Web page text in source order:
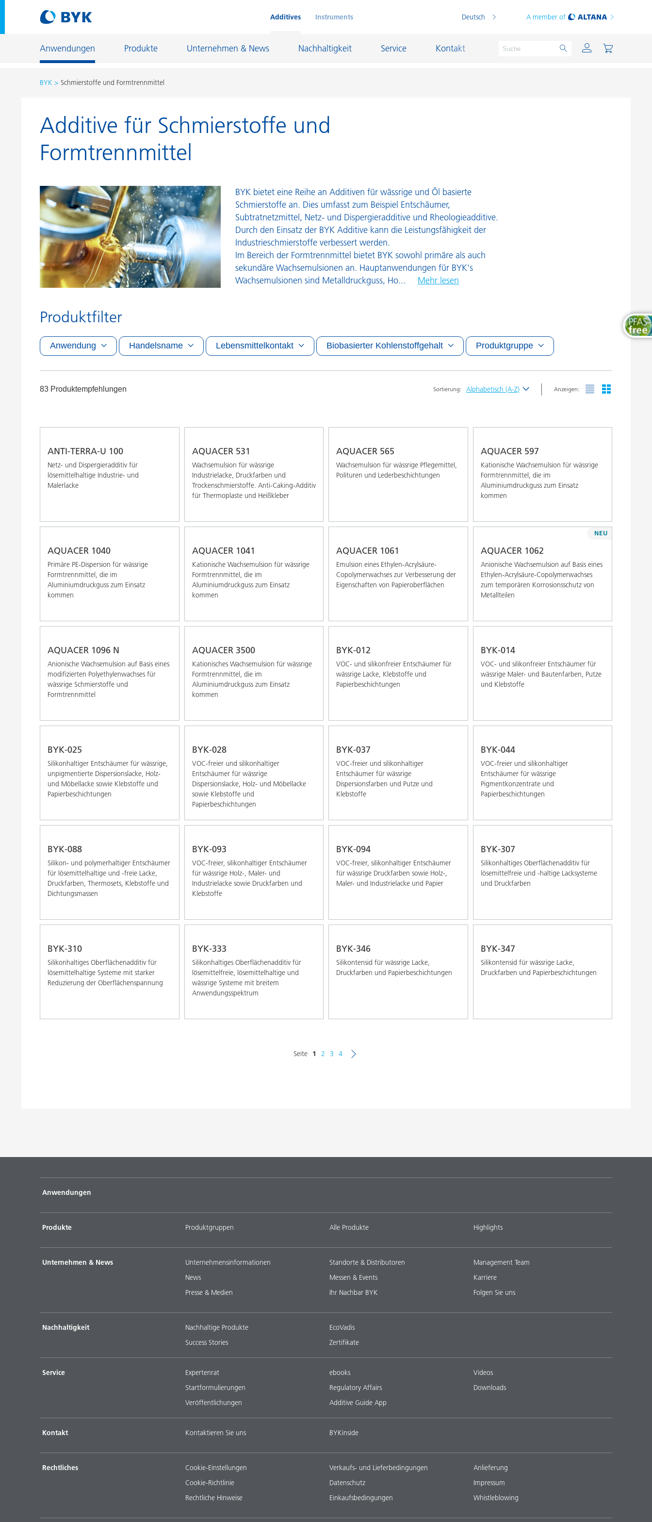
Additives Instruments Deutsch A member of
Anwendungen Produkte Unternehmen & News Nachhaltigkeit Service Kontakt
Produktempfehlungen nach Anwendungen
Produktempfehlungen nach Anwendungen
Autoserienlackierung
Can Coatings
Coil Coatings
Druckfarben
Energiespeicherung
Fiber Sizing
Gießerei- und Feuerfestindustrie
Holz- und Möbellacke
Industrielacke
Inkjet Inks
Papierbeschichtungen
Personal Care
Pulverlacke
Thermosets
BYK Schmierstoffe und Formtrennmittel
Additive für Schmierstoffe und
Formtrennmittel
BYK bietet eine Reihe an Additiven für wässrige und Öl basierte
Schmierstoffe an. Dies umfasst zum Beispiel Entschäumer,
Subtratnetzmittel, Netz- und Dispergieradditive und Rheologieadditive.
Durch den Einsatz der BYK Additive kann die Leistungsfähigkeit der
Industrieschmierstoffe verbessert werden.
Im Bereich der Formtrennmittel bietet BYK sowohl primäre als auch
sekundäre Wachsemulsionen an. Hauptanwendungen für BYK‘s
Wachsemulsionen sind Metalldruckguss, Ho... Mehr lesen
Produktfilter
Anwendung Handelsname Lebensmittelkontakt Biobasierter Kohlenstoffgehalt Produktgruppe
83 Produktempfehlungen Sortierung: Alphabetisch (A-Z) Anzeigen:
ANTI-TERRA-U 100
Netz- und Dispergieradditiv für
lösemittelhaltige Industrie- und
Malerlacke
AQUACER 531
Wachsemulsion für wässrige
Industrielacke, Druckfarben und
Trockenschmierstoffe. Anti-Caking-Additiv
für Thermoplaste und Heißkleber
AQUACER 565
Wachsemulsion für wässrige Pflegemittel,
Polituren und Lederbeschichtungen
AQUACER 597
Kationische Wachsemulsion für wässrige
Formtrennmittel, die im
Aluminiumdruckguss zum Einsatz
kommen
AQUACER 1040
Primäre PE-Dispersion für wässrige
Formtrennmittel, die im
Aluminiumdruckguss zum Einsatz
kommen
AQUACER 1041
Kationische Wachsemulsion für wässrige
Formtrennmittel, die im
Aluminiumdruckguss zum Einsatz
kommen
AQUACER 1061
Emulsion eines Ethylen-Acrylsäure-
Copolymerwachses zur Verbesserung der
Eigenschaften von Papieroberflächen
AQUACER 1062
Anionische Wachsemulsion auf Basis eines
Ethylen-Acrylsäure-Copolymerwachses
zum temporären Korrosionsschutz von
Metallteilen
NEU
AQUACER 1096 N
Anionische Wachsemulsion auf Basis eines
modifizierten Polyethylenwachses für
wässrige Schmierstoffe und
Formtrennmittel
AQUACER 3500
Kationisches Wachsemulsion für wässrige
Formtrennmittel, die im
Aluminiumdruckguss zum Einsatz
kommen
BYK-012
VOC- und silikonfreier Entschäumer für
wässrige Lacke, Klebstoffe und
Papierbeschichtungen
BYK-014
VOC- und silikonfreier Entschäumer für
wässrige Maler- und Bautenfarben, Putze
und Klebstoffe
BYK-025
Silikonhaltiger Entschäumer für wässrige,
unpigmentierte Dispersionslacke, Holz-
und Möbellacke sowie Klebstoffe und
Papierbeschichtungen
BYK-028
VOC-freier und silikonhaltiger
Entschäumer für wässrige
Dispersionslacke, Holz- und Möbellacke
sowie Klebstoffe und
Papierbeschichtungen
BYK-037
VOC-freier und silikonhaltiger
Entschäumer für wässrige
Dispersionsfarben und Putze und
Klebstoffe
BYK-044
VOC-freier und silikonhaltiger
Entschäumer für wässrige
Pigmentkonzentrate und
Papierbeschichtungen
BYK-088
Silikon- und polymerhaltiger Entschäumer
für lösemittelhaltige und -freie Lacke,
Druckfarben, Thermosets, Klebstoffe und
Dichtungsmassen
BYK-093
VOC-freier, silikonhaltiger Entschäumer
für wässrige Holz-, Maler- und
Industrielacke sowie Druckfarben und
Klebstoffe
BYK-094
VOC-freier, silikonhaltiger Entschäumer
für wässrige Druckfarben sowie Holz-,
Maler- und Industrielacke und Papier
BYK-307
Silikonhaltiges Oberflächenadditiv für
lösemittelfreie und -haltige Lacksysteme
und Druckfarben
BYK-310
Silikonhaltiges Oberflächenadditiv für
lösemittelhaltige Systeme mit starker
Reduzierung der Oberflächenspannung
BYK-333
Silikonhaltiges Oberflächenadditiv für
lösemittelfreie, lösemittelhaltige und
wässrige Systeme mit breitem
Anwendungsspektrum
BYK-346
Silikontensid für wässrige Lacke,
Druckfarben und Papierbeschichtungen
BYK-347
Silikontensid für wässrige Lacke,
Druckfarben und Papierbeschichtungen
Seite 1 2 3 4
Anwendungen
Produkte Produktgruppen Alle Produkte Highlights
Unternehmen & News
Unternehmensinformationen
News
Presse & Medien
Standorte & Distributoren
Messen & Events
Ihr Nachbar BYK
Management Team
Karriere
Folgen Sie uns
Nachhaltigkeit
Nachhaltige Produkte
Success Stories
EcoVadis
Zertifikate
Service
Expertenrat
Startformulierungen
Veröffentlichungen
ebooks
Regulatory Affairs
Additive Guide App
Videos
Downloads
Kontakt Kontaktieren Sie uns BYKinside
Rechtliches
Cookie-Einstellungen
Cookie-Richtlinie
Rechtliche Hinweise
Verkaufs- und Lieferbedingungen
Datenschutz
Einkaufsbedingungen
Anlieferung
Impressum
Whistleblowing